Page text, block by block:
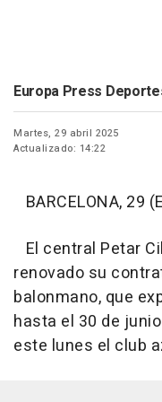
Europa Press
Martes, 29 abril 2025
Actualizado: 14:22
BARCELONA, 29
El central Petar
renovado su
balonmano, que
hasta el 30 de
este lunes el club